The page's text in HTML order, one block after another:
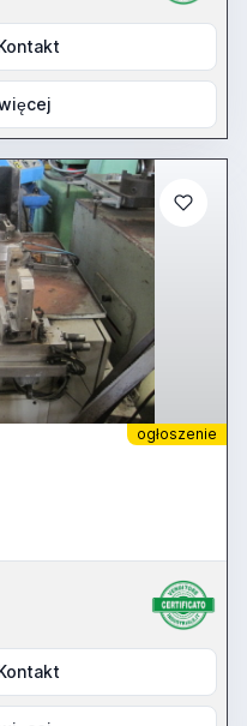
ogłoszenie